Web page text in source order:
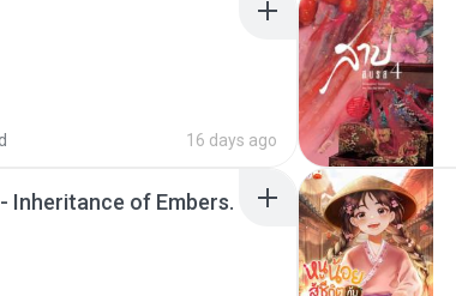
16 days ago
Inheritance of Embers.